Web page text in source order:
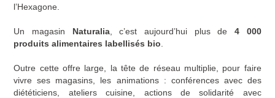
l’Hexagone.
Un magasin Naturalia, c’est aujourd’hui plus de 4 000
produits alimentaires labellisés bio
Outre cette offre large, la tête de réseau multiplie, pour faire
vivre ses magasins, les animations : conférences avec des
diététiciens, ateliers cuisine, actions de solidarité avec